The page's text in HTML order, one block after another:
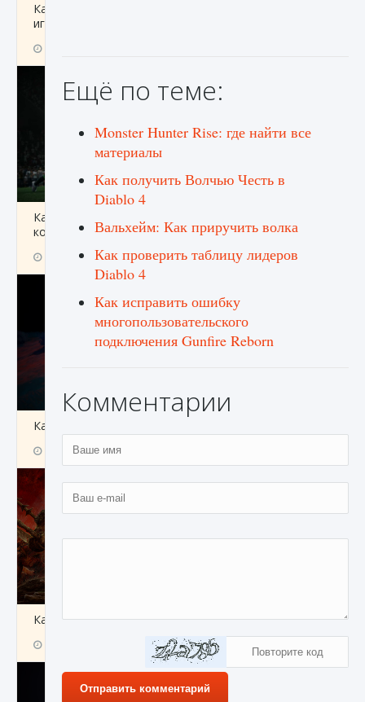
Как приручить существ из степей Тамура в
игре Creatures of Ava
Как исправить ошибку EA FC 25 beta,
которая не работает
9 августа 2024 1 370 0 0
Как создавать предметы в Creatures of Ava
9 августа 2024
Как найти Гробницу Изгоев в Diablo 4
1 337
Ещё по теме:
Monster Hunter Rise: где найти все
материалы
Как получить Волчью Честь в
Diablo 4
Вальхейм: Как приручить волка
Как проверить таблицу лидеров
Diablo 4
Как исправить ошибку
многопользовательского
подключения Gunfire Reborn
Комментарии
Отправить комментарий